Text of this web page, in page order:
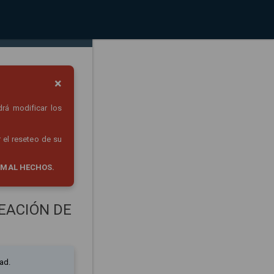
×
modificar los
el reseteo de su
HECHOS.
DE